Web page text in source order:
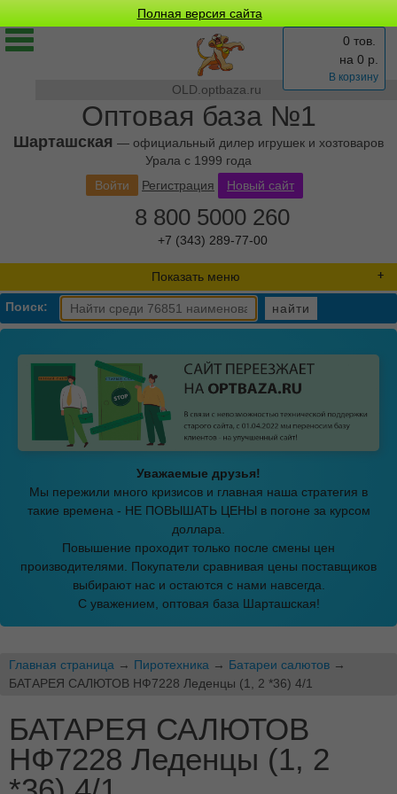
Полная версия сайта
OLD.optbaza.ru
Оптовая база №1
Шарташская — официальный дилер игрушек и хозтоваров
Урала с 1999 года
0 тов.
на 0 р.
В корзину
Войти Регистрация Новый сайт
8 800 5000 260
+7 (343) 289-77-00
Показать меню
Поиск: найти
Уважаемые друзья!
Мы пережили много кризисов и главная наша стратегия в
такие времена - НЕ ПОВЫШАТЬ ЦЕНЫ в погоне за курсом
доллара.
Повышение проходит только после смены цен
производителями. Покупатели сравнивая цены поставщиков
выбирают нас и остаются с нами навсегда.
С уважением, оптовая база Шарташская!
Главная страница → Пиротехника → Батареи салютов →
БАТАРЕЯ САЛЮТОВ НФ7228 Леденцы (1, 2 *36) 4/1
БАТАРЕЯ САЛЮТОВ
НФ7228 Леденцы (1, 2